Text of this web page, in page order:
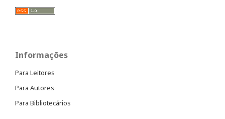
Informações
Para Leitores
Para Autores
Para Bibliotecários